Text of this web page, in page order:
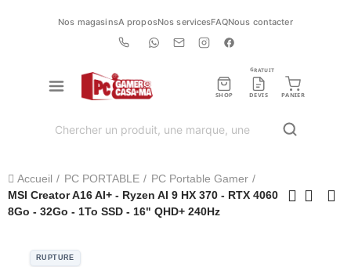
Nos magasinsA proposNos servicesFAQNous contacter
SHOP DEVIS
GRATUIT
PANIER
Accueil PC PORTABLE
PC Portable Gamer
MSI Creator A16 AI+ - Ryzen AI 9 HX 370 - RTX 4060
8Go - 32Go - 1To SSD - 16" QHD+ 240Hz
RUPTURE